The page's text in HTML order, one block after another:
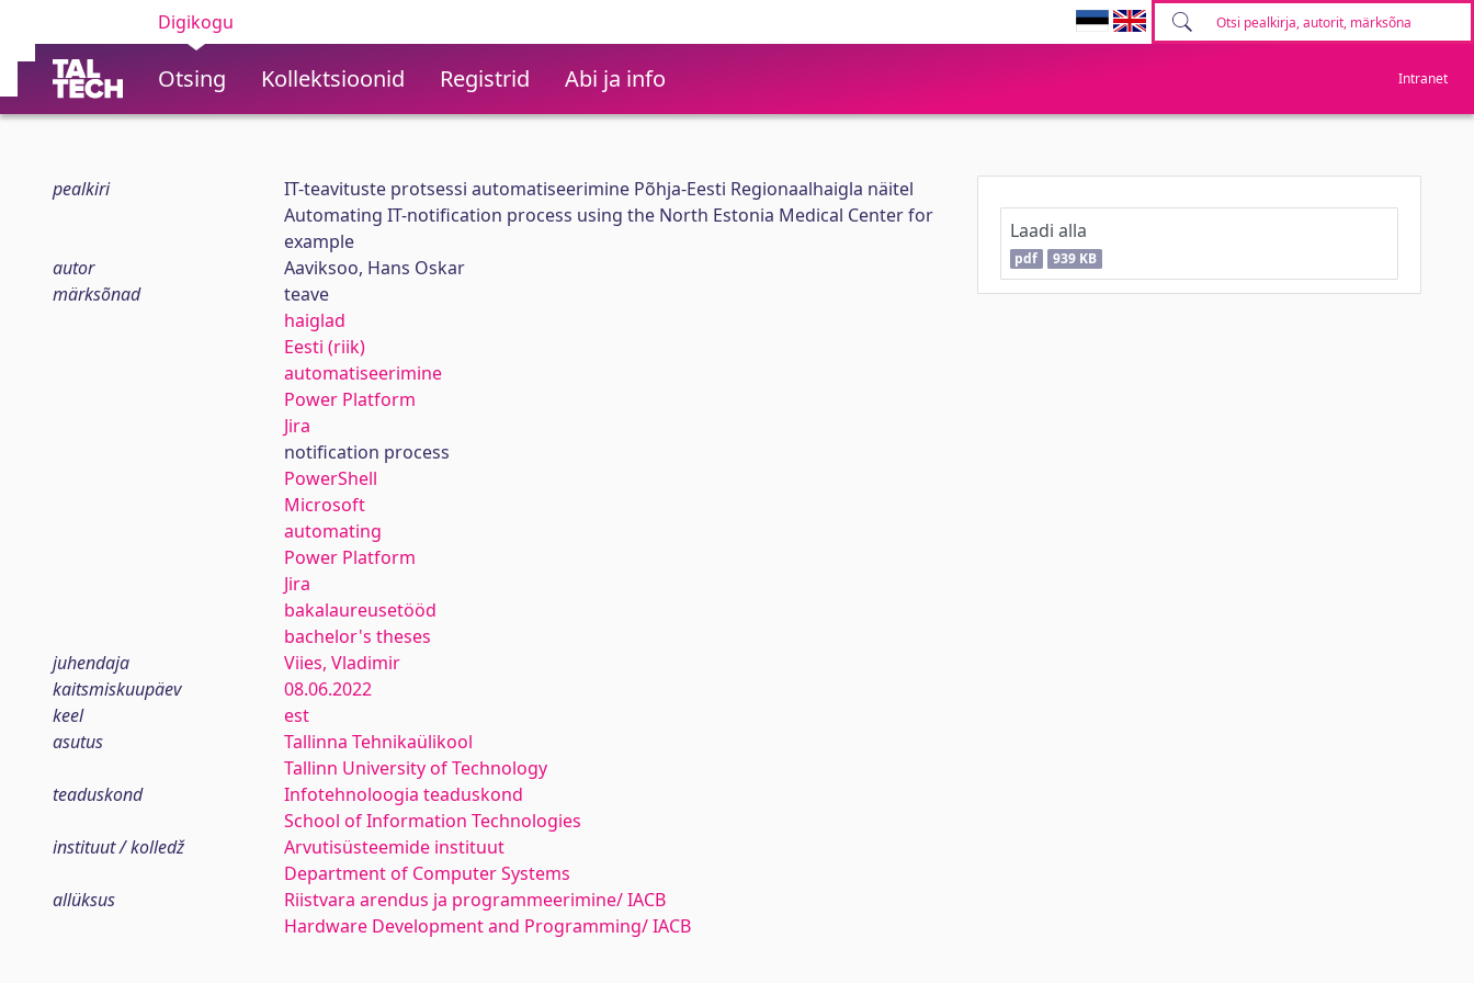
Digikogu
Otsing Kollektsioonid Registrid Abi ja info Intranet
pealkiri
IT-teavituste protsessi automatiseerimine Põhja-Eesti Regionaalhaigla näitel
Automating IT-notification process using the North Estonia Medical Center for
example
autor
Aaviksoo, Hans Oskar
märksõnad
teave
haiglad
Eesti (riik)
automatiseerimine
Power Platform
Jira
notification process
PowerShell
Microsoft
automating
Power Platform
Jira
bakalaureusetööd
bachelor's theses
juhendaja
Viies, Vladimir
kaitsmiskuupäev
08.06.2022
keel
est
asutus
Tallinna Tehnikaülikool
Tallinn University of Technology
teaduskond
Infotehnoloogia teaduskond
School of Information Technologies
instituut / kolledž
Arvutisüsteemide instituut
Department of Computer Systems
allüksus
Riistvara arendus ja programmeerimine/ IACB
Hardware Development and Programming/ IACB
Laadi alla
pdf 939 KB